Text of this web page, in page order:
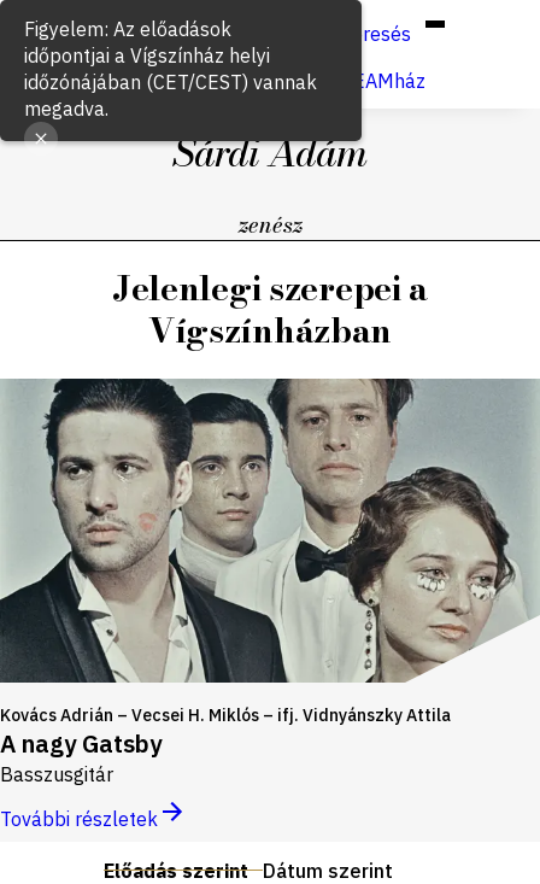
Keresés
Jegyvásárlás
VígSTREAMház
Sárdi Ádám
zenész
Jelenlegi szerepei a
Vígszínházban
Kovács Adrián – Vecsei H. Miklós – ifj. Vidnyánszky Attila
A nagy Gatsby
Basszusgitár
További részletek
Előadás szerint Dátum szerint
Figyelem: Az előadások
időpontjai a Vígszínház helyi
időzónájában (CET/CEST) vannak
megadva.